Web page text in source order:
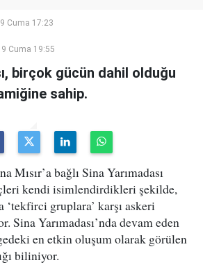
Cuma 17:23
Cuma 19:55
birçok gücün dahil olduğu
sahip.
Mısır’a bağlı Sina Yarımadası
kendi isimlendirdikleri şekilde,
‘tekfirci gruplara’ karşı askeri
Sina Yarımadası’nda devam eden
en etkin oluşum olarak görülen
biliniyor.